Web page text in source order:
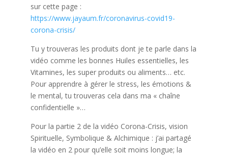
sur cette page :
https://www.jayaum.fr/coronavirus-covid19-
corona-crisis/
Tu y trouveras les produits dont je te parle dans la
vidéo comme les bonnes Huiles essentielles, les
Vitamines, les super produits ou aliments… etc.
Pour apprendre à gérer le stress, les émotions &
le mental, tu trouveras cela dans ma « chaîne
confidentielle »…
Pour la partie 2 de la vidéo Corona-Crisis, vision
Spirituelle, Symbolique & Alchimique : j’ai partagé
la vidéo en 2 pour qu’elle soit moins longue; la